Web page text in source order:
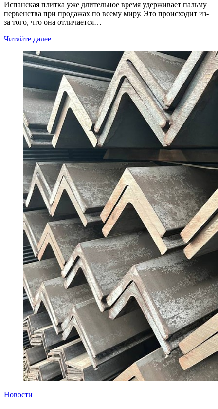
Испанская плитка уже длительное время удерживает пальму
первенства при продажах по всему миру. Это происходит из-
за того, что она отличается…
Читайте далее
Новости